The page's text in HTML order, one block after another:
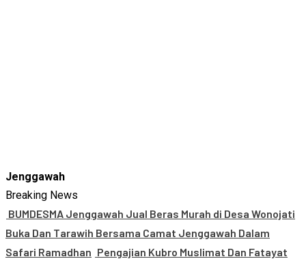
Jenggawah
Breaking News
BUMDESMA Jenggawah Jual Beras Murah di Desa Wonojati
Buka Dan Tarawih Bersama Camat Jenggawah Dalam
Safari Ramadhan Pengajian Kubro Muslimat Dan Fatayat